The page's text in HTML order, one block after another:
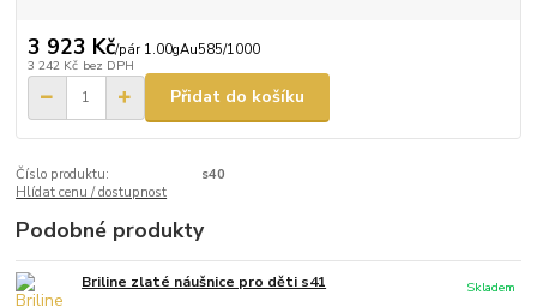
3 923 Kč/pár 1.00gAu585/1000
3 242 Kč bez DPH
Přidat do košíku
Číslo produktu:
s40
Hlídat cenu / dostupnost
Podobné produkty
Briline zlaté náušnice pro děti s41
Skladem